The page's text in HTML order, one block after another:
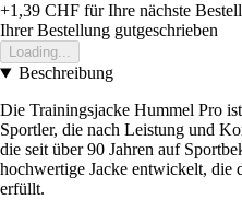
+1,39 CHF für Ihre nächste
Ihrer Bestellung gutgeschrieben
Loading...
Beschreibung
Die Trainingsjacke Hummel Pro
Sportler, die nach Leistung und
die seit über 90 Jahren auf
hochwertige Jacke entwickelt, die
erfüllt.